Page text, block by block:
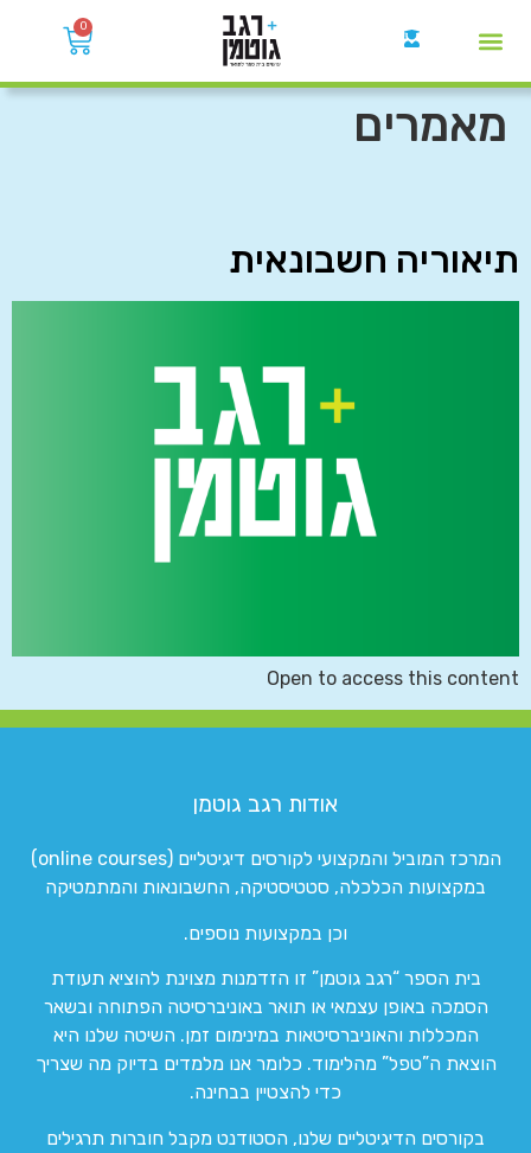
0
מאמרים
תיאוריה חשבונאית
Open to access this content
אודות רגב גוטמן
המרכז המוביל והמקצועי לקורסים דיגיטליים (online courses)
במקצועות הכלכלה, סטטיסטיקה, החשבונאות והמתמטיקה
וכן במקצועות נוספים.
בית הספר “רגב גוטמן” זו הזדמנות מצוינת להוציא תעודת
הסמכה באופן עצמאי או תואר באוניברסיטה הפתוחה ובשאר
המכללות והאוניברסיטאות במינימום זמן. השיטה שלנו היא
הוצאת ה”טפל” מהלימוד. כלומר אנו מלמדים בדיוק מה שצריך
כדי להצטיין בבחינה.
בקורסים הדיגיטליים שלנו, הסטודנט מקבל חוברות תרגילים